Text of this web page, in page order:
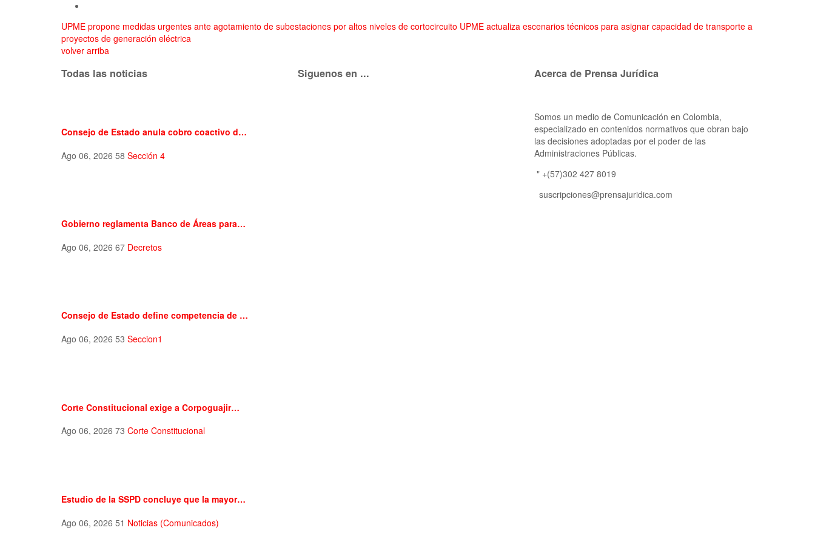
UPME propone medidas urgentes ante agotamiento de subestaciones por altos niveles de cortocircuito UPME actualiza escenarios técnicos para asignar capacidad de transporte a
proyectos de generación eléctrica
volver arriba
Todas las noticias
Consejo de Estado anula cobro coactivo d…
Ago 06, 2026 58 Sección 4
Gobierno reglamenta Banco de Áreas para…
Ago 06, 2026 67 Decretos
Consejo de Estado define competencia de …
Ago 06, 2026 53 Seccion1
Corte Constitucional exige a Corpoguajir…
Ago 06, 2026 73 Corte Constitucional
Estudio de la SSPD concluye que la mayor…
Ago 06, 2026 51 Noticias (Comunicados)
Siguenos en ... Acerca de Prensa Jurídica
Somos un medio de Comunicación en Colombia,
especializado en contenidos normativos que obran bajo
las decisiones adoptadas por el poder de las
Administraciones Públicas.
" +(57)302 427 8019
suscripciones@prensajuridica.com